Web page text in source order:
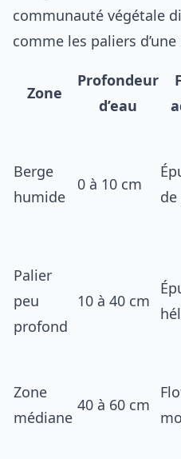
communauté végétale
comme les paliers
Zone
Profondeur
d’eau
Berge
humide
0 à 10 cm
Palier
peu
profond
10 à 40 cm
Zone
médiane
40 à 60 cm